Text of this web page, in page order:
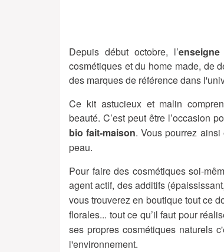
Depuis début octobre, l’
cosmétiques et du home made, de
des marques de référence dans
Ce kit astucieux et malin
beauté. C’est peut être l’occasion
bio fait-maison.Vous pourrez
peau.
Pour faire des cosmétiques soi-
agent actif, des additifs
vous trouverez en boutique tout ce
florales... tout ce qu’il faut pour
ses propres cosmétiques naturels
l'environnement.